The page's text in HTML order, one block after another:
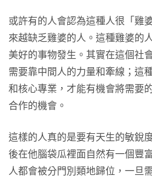
或許有的人會認為這種人很「雞
來越缺乏雞婆的人。這種雞婆的
美好的事物發生。其實在這個社
需要靠中間人的力量和牽線；這
和核心專業，才能有機會將需要
合作的機會。
這樣的人真的是要有天生的敏銳
後在他腦袋瓜裡面自然有一個豐
人都會被分門別類地歸位，一旦